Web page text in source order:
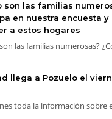
son las familias
en nuestra encuesta y
a estos hogares
las familias numerosas?
llega a Pozuelo el
toda la información sobre